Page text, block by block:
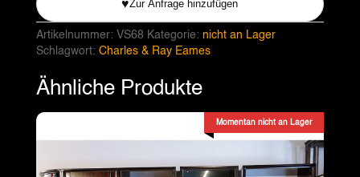
♥Zur Anfrage hinzufügen
Artikelnummer: VS68 Kategorie: nicht an Lager
Schlagwort: Charles & Ray Eames
Ähnliche Produkte
Momentan nicht an Lager